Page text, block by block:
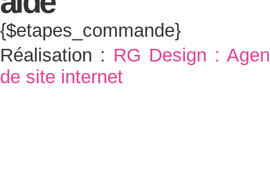
{$etapes_commande}
Réalisation : RG Design :
de site internet